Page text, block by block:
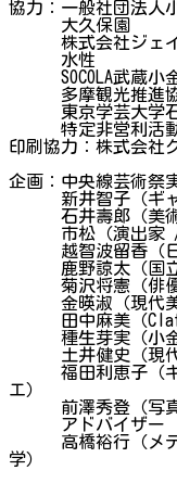
協力：一般社団法人
大久保園
株式会社ジェイ
水性
SOCOLA武蔵小
多摩観光推進協
東京学芸大学石
特定非営利活動
印刷協力：株式会社
企画：中央線芸術祭
新井智子（ギャ
石井壽郎（美術
市松（演出家 /
越智波留香（日
鹿野諒太（国立
菊沢将憲（俳優
金暎淑（現代美
田中麻美（ClafT
種生芽実（小金
土井健史（現代
福田利恵子（ギ
エ）
前澤秀登（写真
アドバイザー
高橋裕行（メデ
学）